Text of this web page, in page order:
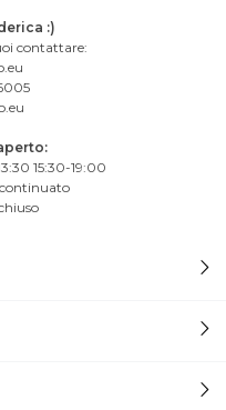
:)
contattare:
15:30-19:00